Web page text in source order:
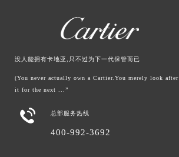
没人能拥有卡地亚,只不过为下一代保管而已
(You never actually own a Cartier.You merely look after
it for the next ...”
 总部服务热线
400-992-3692